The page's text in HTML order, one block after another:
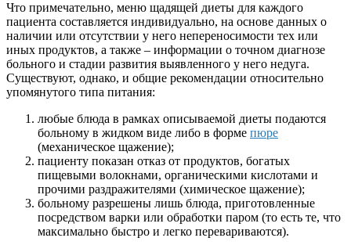
Что примечательно, меню щадящей диеты для каждого
пациента составляется индивидуально, на основе данных о
наличии или отсутствии у него непереносимости тех или
иных продуктов, а также – информации о точном диагнозе
больного и стадии развития выявленного у него недуга.
Существуют, однако, и общие рекомендации относительно
упомянутого типа питания:
любые блюда в рамках описываемой диеты подаются
больному в жидком виде либо в форме пюре
(механическое щажение);
пациенту показан отказ от продуктов, богатых
пищевыми волокнами, органическими кислотами и
прочими раздражителями (химическое щажение);
больному разрешены лишь блюда, приготовленные
посредством варки или обработки паром (то есть те, что
максимально быстро и легко перевариваются).